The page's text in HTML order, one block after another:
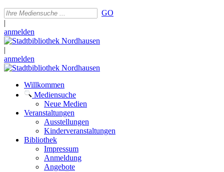
GO
|
anmelden
|
anmelden
Willkommen
Mediensuche
Neue Medien
Veranstaltungen
Ausstellungen
Kinderveranstaltungen
Bibliothek
Impressum
Anmeldung
Angebote